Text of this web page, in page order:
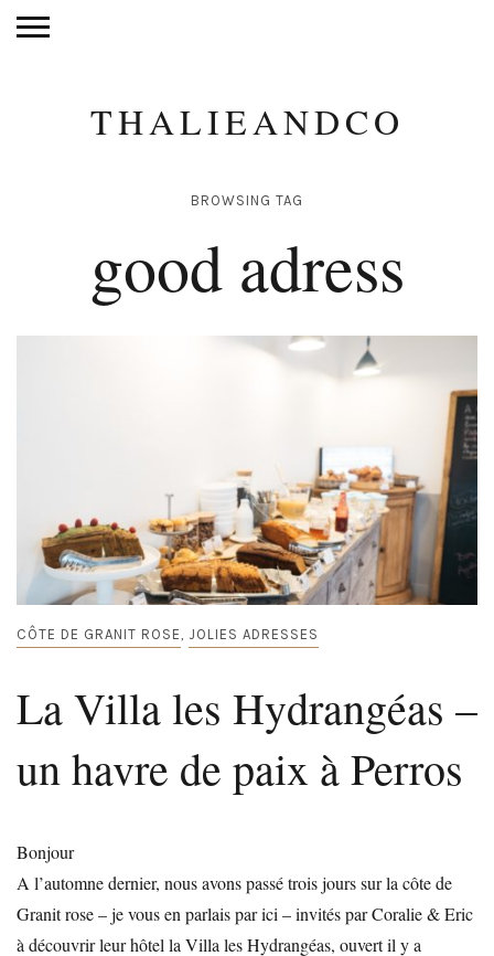
THALIEANDCO
BROWSING TAG
good adress
CÔTE DE GRANIT ROSE, JOLIES ADRESSES
La Villa les Hydrangéas –
un havre de paix à Perros
Bonjour
A l’automne dernier, nous avons passé trois jours sur la côte de
Granit rose – je vous en parlais par ici – invités par Coralie & Eric
à découvrir leur hôtel la Villa les Hydrangéas, ouvert il y a